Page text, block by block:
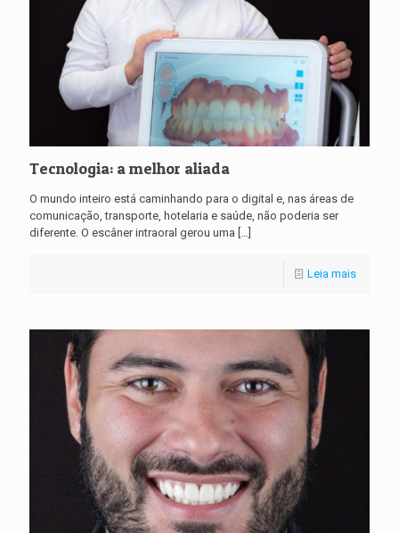
Tecnologia: a melhor aliada
O mundo inteiro está caminhando para o digital e, nas áreas de
comunicação, transporte, hotelaria e saúde, não poderia ser
diferente. O escâner intraoral gerou uma […]
Leia mais